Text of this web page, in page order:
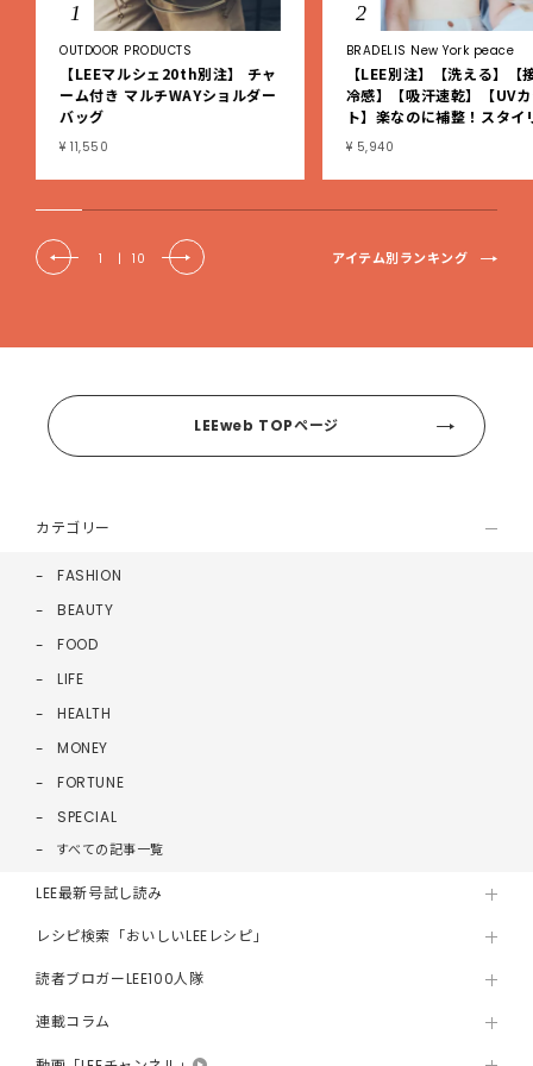
1
OUTDOOR PRODUCTS
【LEEマルシェ20th別注】 チャ
ーム付き マルチWAYショルダー
バッグ
¥ 11,550
2
BRADELIS New York peace
【LEE別注】【洗える】【
冷感】【吸汗速乾】【UV
ト】楽なのに補整！スタイ
シュ綿混ブラキャミ
¥ 5,940
1 | 10 アイテム別ランキング
LEEweb TOPページ
カテゴリー
FASHION
BEAUTY
FOOD
LIFE
HEALTH
MONEY
FORTUNE
SPECIAL
すべての記事一覧
LEE最新号試し読み
レシピ検索「おいしいLEEレシピ」
読者ブロガーLEE100人隊
連載コラム